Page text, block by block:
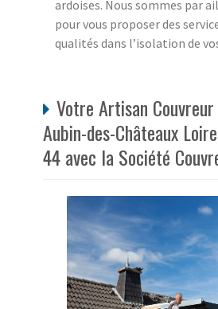
ardoises. Nous sommes par
pour vous proposer des
qualités dans l’isolation de
Votre Artisan
Aubin-des-Châteaux
44 avec la Société